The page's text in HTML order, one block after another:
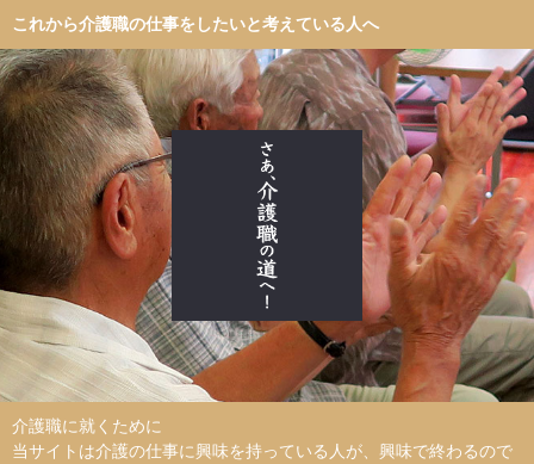
これから介護職の仕事をしたいと考えている人へ
介護職に就くために
当サイトは介護の仕事に興味を持っている人が、興味で終わるので